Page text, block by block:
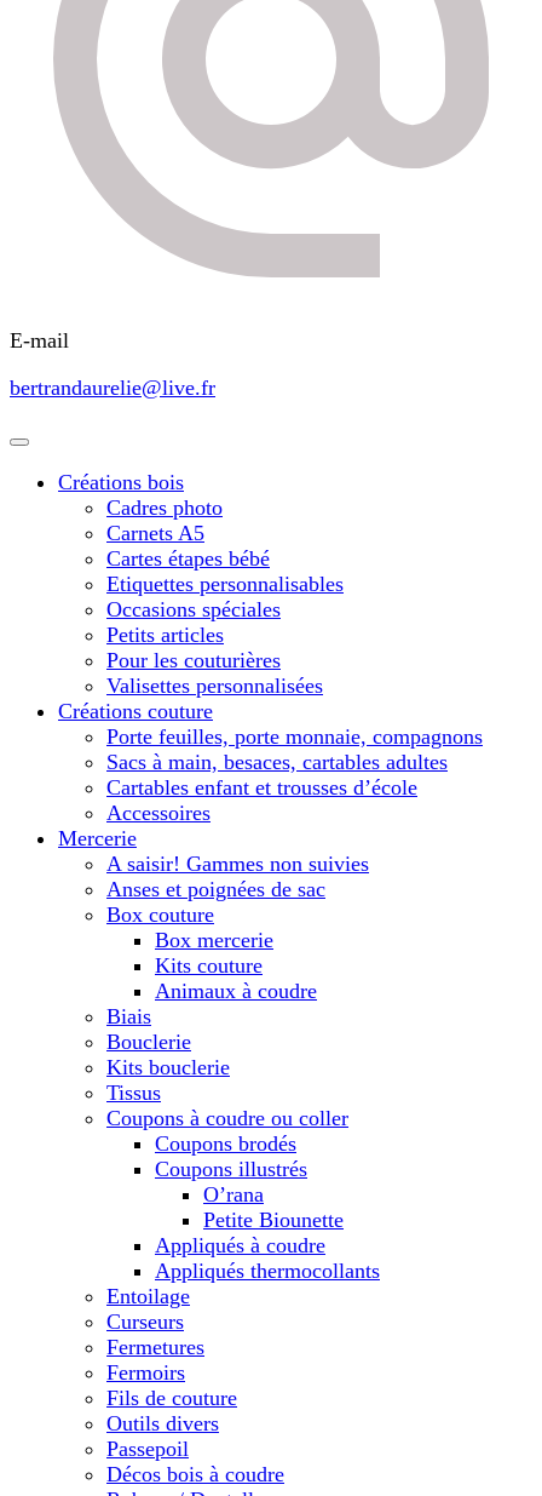
E-mail
bertrandaurelie@live.fr
Créations bois
Cadres photo
Carnets A5
Cartes étapes bébé
Etiquettes personnalisables
Occasions spéciales
Petits articles
Pour les couturières
Valisettes personnalisées
Créations couture
Porte feuilles, porte monnaie, compagnons
Sacs à main, besaces, cartables adultes
Cartables enfant et trousses d’école
Accessoires
Mercerie
A saisir! Gammes non suivies
Anses et poignées de sac
Box couture
Box mercerie
Kits couture
Animaux à coudre
Biais
Bouclerie
Kits bouclerie
Tissus
Coupons à coudre ou coller
Coupons brodés
Coupons illustrés
O’rana
Petite Biounette
Appliqués à coudre
Appliqués thermocollants
Entoilage
Curseurs
Fermetures
Fermoirs
Fils de couture
Outils divers
Passepoil
Décos bois à coudre